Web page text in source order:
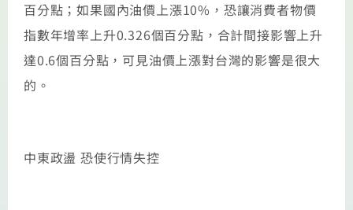
百分點；如果國內油價上漲10%，恐讓消費者物價
指數年增率上升0.326個百分點，合計間接影響上升
達0.6個百分點，可見油價上漲對台灣的影響是很大
的。
中東政盪 恐使行情失控